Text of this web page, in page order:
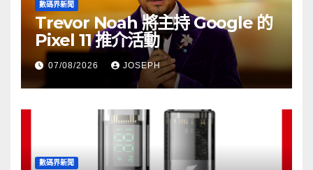
數碼界新聞
Trevor Noah 將主持 Google 的
Pixel 11 推介活動
07/08/2026 JOSEPH
數碼界新聞